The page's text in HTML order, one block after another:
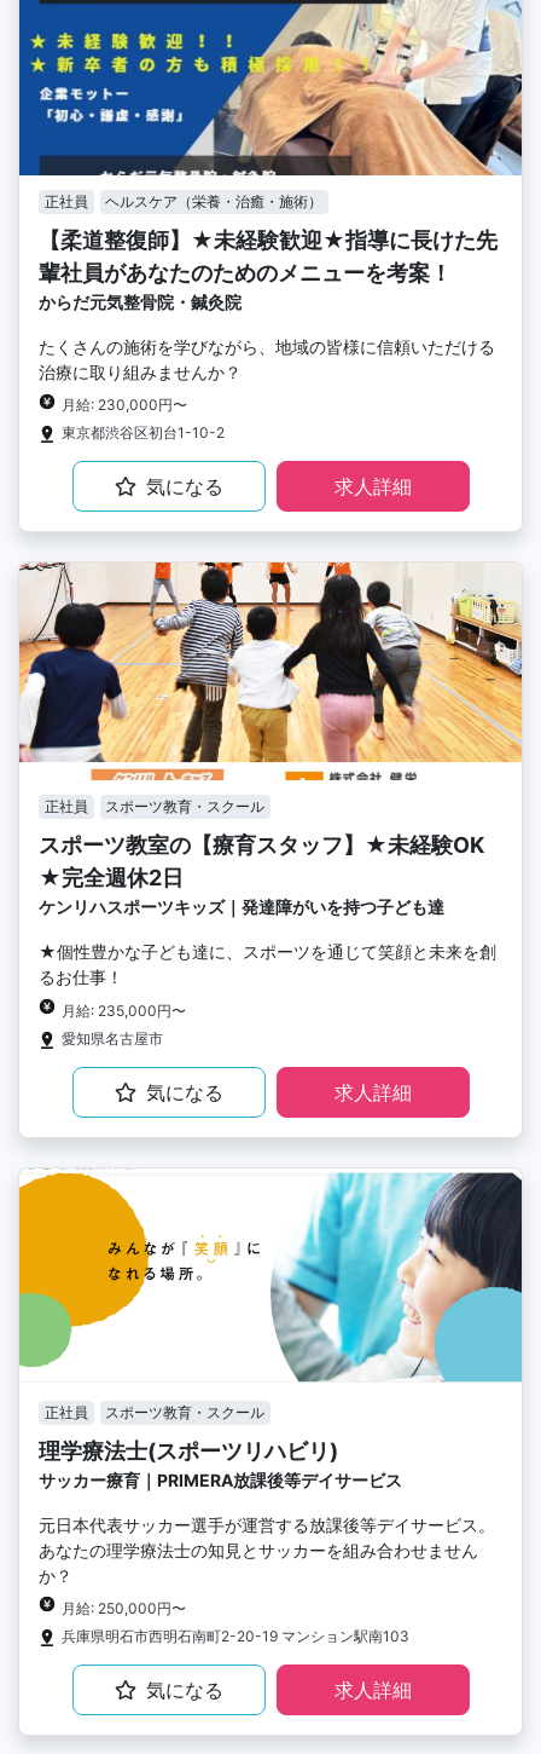
正社員 ヘルスケア（栄養・治癒・施術）
【柔道整復師】★未経験歓迎★指導に長けた先
輩社員があなたのためのメニューを考案！
からだ元気整骨院・鍼灸院
たくさんの施術を学びながら、地域の皆様に信頼いただける
治療に取り組みませんか？
月給: 230,000円〜
東京都渋谷区初台1-10-2
気になる 求人詳細
正社員 スポーツ教育・スクール
スポーツ教室の【療育スタッフ】★未経験OK
★完全週休2日
ケンリハスポーツキッズ｜発達障がいを持つ子ども達
★個性豊かな子ども達に、スポーツを通じて笑顔と未来を創
るお仕事！
月給: 235,000円〜
愛知県名古屋市
気になる 求人詳細
正社員 スポーツ教育・スクール
理学療法士(スポーツリハビリ)
サッカー療育｜PRIMERA放課後等デイサービス
元日本代表サッカー選手が運営する放課後等デイサービス。
あなたの理学療法士の知見とサッカーを組み合わせません
か？
月給: 250,000円〜
兵庫県明石市西明石南町2-20-19 マンション駅南103
気になる 求人詳細